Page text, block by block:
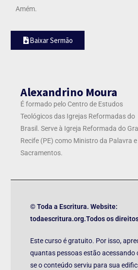
Amém.
Baixar Sermão
Alexandrino Moura
É formado pelo Centro de Estudos
Teológicos das Igrejas Reformadas do
Brasil. Serve à Igreja Reformada do
Recife (PE) como Ministro da Palavra
Sacramentos.
© Toda a Escritura. Website:
todaescritura.org.Todos os
Este curso é gratuito. Por isso,
quantas pessoas estão acessando
se o conteúdo serviu para sua